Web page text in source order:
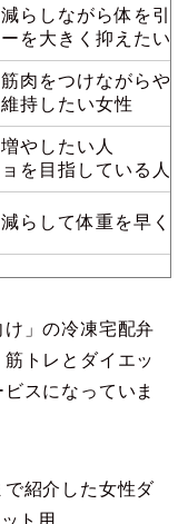
減らしながら体を引
ーを大きく抑えたい
筋肉をつけながらや
維持したい女性
やしたい人
ョを目指している人
減らして体重を早く
」の冷凍宅配弁
トレとダイエッ
スになっていま
紹介した女性ダ
ト用